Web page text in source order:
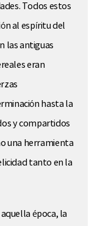
Todos estos
al espíritu del
las antiguas
eran
hasta la
y compartidos
una herramienta
tanto en la
época, la